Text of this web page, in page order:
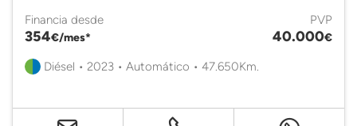
Financia desde
354€/mes*
PVP
40.000€
Diésel • 2023 • Automático • 47.650Km.